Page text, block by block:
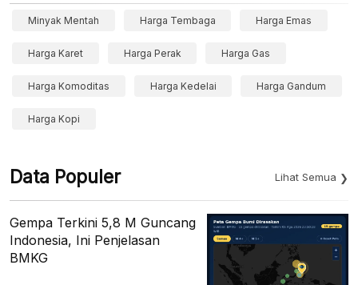
Minyak Mentah Harga Tembaga Harga Emas
Harga Karet Harga Perak Harga Gas
Harga Komoditas Harga Kedelai Harga Gandum
Harga Kopi
Data Populer Lihat Semua
Gempa Terkini 5,8 M Guncang
Indonesia, Ini Penjelasan
BMKG